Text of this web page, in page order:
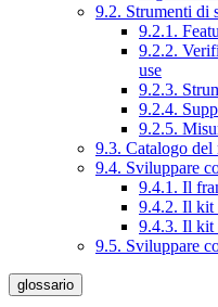
9.2. Strumenti di
9.2.1.
9.2.2.
use
9.2.3.
9.2.4.
9.2.5.
9.3. Catalogo del
9.4. Sviluppare
9.4.1. Il
9.4.2. Il kit
9.4.3. Il kit
9.5. Sviluppare
glossario